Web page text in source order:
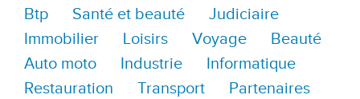
Btp
Santé et beauté
Judiciaire
Immobilier
Loisirs Voyage
Beauté
Auto moto
Industrie
Informatique
Restauration
Transport Partenaires